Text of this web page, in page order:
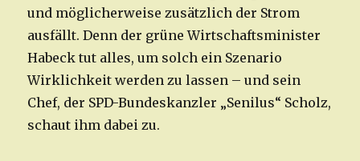
und möglicherweise zusätzlich der Strom
ausfällt. Denn der grüne Wirtschaftsminister
Habeck tut alles, um solch ein Szenario
Wirklichkeit werden zu lassen – und sein
Chef, der SPD-Bundeskanzler „Senilus“ Scholz,
schaut ihm dabei zu.